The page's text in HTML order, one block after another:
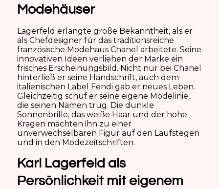
Modehäuser
Lagerfeld erlangte große Bekanntheit, als er
als Chefdesigner für das traditionsreiche
französische Modehaus Chanel arbeitete. Seine
innovativen Ideen verliehen der Marke ein
frisches Erscheinungsbild. Nicht nur bei Chanel
hinterließ er seine Handschrift, auch dem
italienischen Label Fendi gab er neues Leben.
Gleichzeitig schuf er seine eigene Modelinie,
die seinen Namen trug. Die dunkle
Sonnenbrille, das weiße Haar und der hohe
Kragen machten ihn zu einer
unverwechselbaren Figur auf den Laufstegen
und in den Modezeitschriften.
Karl Lagerfeld als
Persönlichkeit mit eigenem